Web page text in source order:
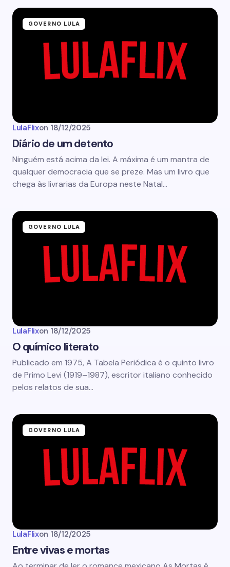
GOVERNO LULA
LulaFlixon 18/12/2025
Diário de um detento
Ninguém está acima da lei. A máxima é um mantra de
qualquer democracia que se preze. Mas um livro que
chega às livrarias da Europa neste Natal…
GOVERNO LULA
LulaFlixon 18/12/2025
O químico literato
Publicado em 1975, A Tabela Periódica é o quinto livro
de Primo Levi (1919–1987), escritor italiano conhecido
pelos relatos de sua…
GOVERNO LULA
LulaFlixon 18/12/2025
Entre vivas e mortas